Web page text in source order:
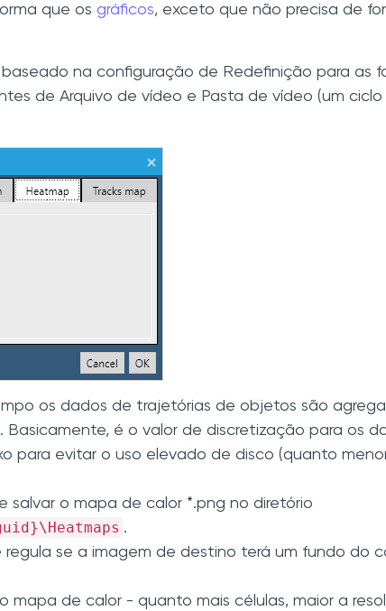
que os gráficos, exceto que não precisa de
na configuração de Redefinição para as
de Arquivo de vídeo e Pasta de vídeo (um
os dados de trajetórias de objetos são
é o valor de discretização para os
para evitar o uso elevado de disco (quanto
salvar o mapa de calor *.png no diretório
.
regula se a imagem de destino terá um fundo do
mapa de calor - quanto mais células, maior a